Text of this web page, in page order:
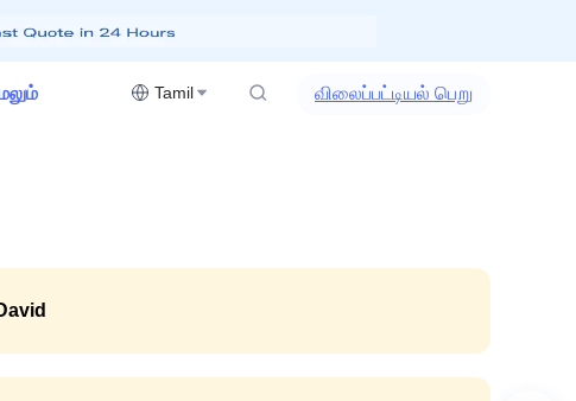
Tamil விலைப்பட்டியல் பெறு